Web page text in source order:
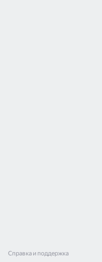
Справка и поддержка